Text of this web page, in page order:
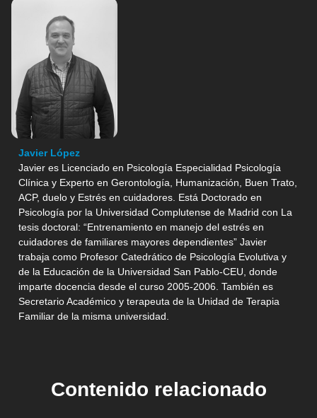
Javier López
Javier es Licenciado en Psicología Especialidad Psicología
Clínica y Experto en Gerontología, Humanización, Buen Trato,
ACP, duelo y Estrés en cuidadores. Está Doctorado en
Psicología por la Universidad Complutense de Madrid con La
tesis doctoral: “Entrenamiento en manejo del estrés en
cuidadores de familiares mayores dependientes” Javier
trabaja como Profesor Catedrático de Psicología Evolutiva y
de la Educación de la Universidad San Pablo-CEU, donde
imparte docencia desde el curso 2005-2006. También es
Secretario Académico y terapeuta de la Unidad de Terapia
Familiar de la misma universidad.
Contenido relacionado